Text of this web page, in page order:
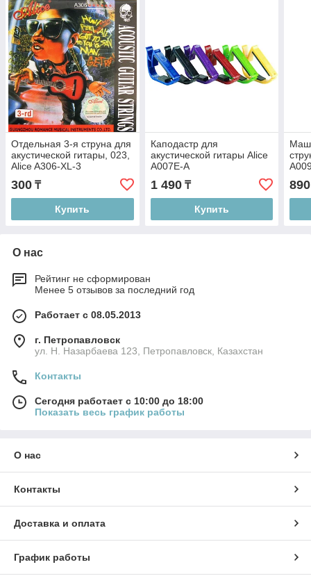
Отдельная 3-я струна для
акустической гитары, 023,
Alice A306-XL-3
300 ₸
Купить
Каподастр для
акустической гитары Alice
A007E-A
1 490₸
Купить
890
О нас
Рейтинг не сформирован
Менее 5 отзывов за последний год
Работает с 08.05.2013
г. Петропавловск
ул. Н. Назарбаева 123, Петропавловск, Казахстан
Контакты
Сегодня работает с 10:00 до 18:00
Показать весь график работы
О нас
Контакты
Доставка и оплата
График работы